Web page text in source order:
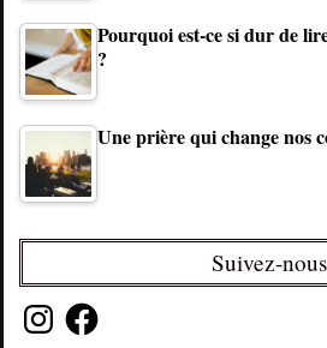
Pourquoi est-ce si dur de
?
Une prière qui change nos
Suivez-nous
InstagramFacebook